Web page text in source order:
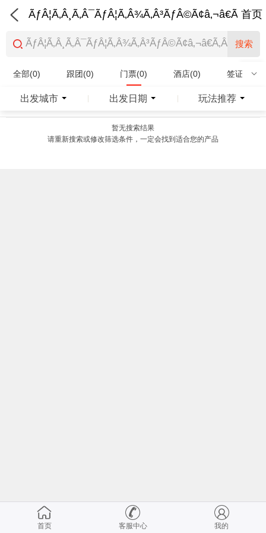
首页
搜索
全部(0) 跟团(0) 门票(0) 酒店(0) 签证(0)
特产商品(0)
出发城市 出发日期 玩法推荐
暂无搜索结果
请重新搜索或修改筛选条件，一定会找到适合您的产品
首页 客服中心 我的